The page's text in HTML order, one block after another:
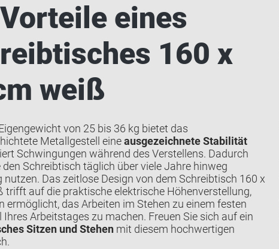
eines
160 x
weiß
von 25 bis 36 kg bietet das
Metallgestell eineausgezeichnete Stabilität
Schwingungen während des Verstellens. Dadurch
den Schreibtisch täglich über viele Jahre hinweg
nutzen. Das zeitlose Design von dem Schreibtisch 160 x
trifft auf die praktische elektrische Höhenverstellung,
ermöglicht, das Arbeiten im Stehen zu einem festen
Ihres Arbeitstages zu machen. Freuen Sie sich auf ein
Sitzen und Stehen mit diesem hochwertigen